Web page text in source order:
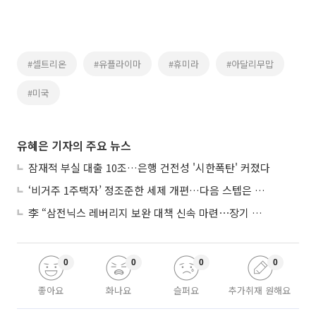
#셀트리온 #유플라이마 #휴미라 #아달리무맙
#미국
유혜은 기자의 주요 뉴스
잠재적 부실 대출 10조…은행 건전성 '시한폭탄' 커졌다
‘비거주 1주택자’ 정조준한 세제 개편…다음 스텝은 금융 대책
李 “삼전닉스 레버리지 보완 대책 신속 마련⋯장기 채무 과감히 탕감”
좋아요
0
화나요
0
슬퍼요
0
추가취재 원해요
0